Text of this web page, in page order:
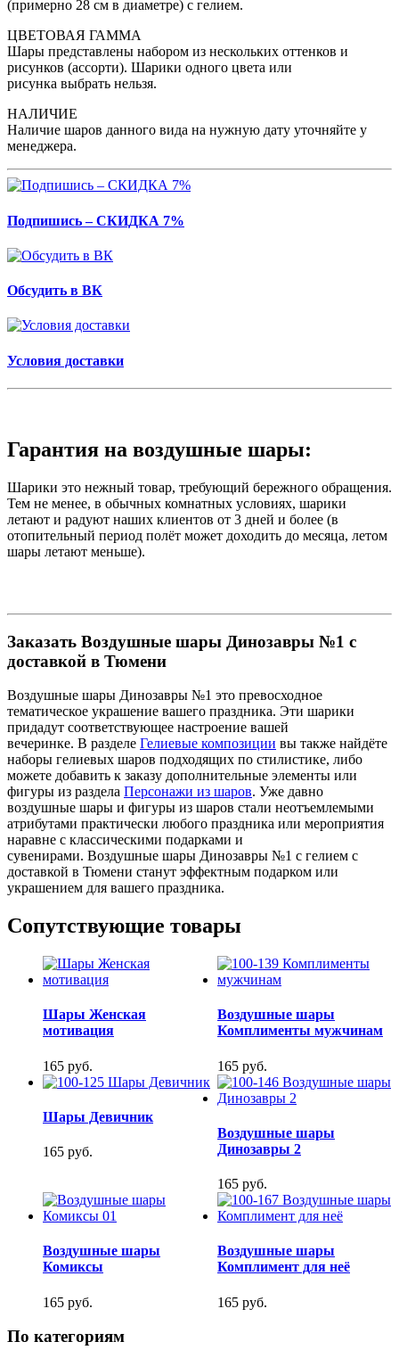
(примерно 28 см в диаметре) с гелием.
ЦВЕТОВАЯ ГАММА
Шары представлены набором из нескольких оттенков и
рисунков (ассорти). Шарики одного цвета или
рисунка выбрать нельзя.
НАЛИЧИЕ
Наличие шаров данного вида на нужную дату уточняйте у
менеджера.
Подпишись – СКИДКА 7%
Обсудить в ВК
Условия доставки
Гарантия на воздушные шары:
Шарики это нежный товар, требующий бережного обращения.
Тем не менее, в обычных комнатных условиях, шарики
летают и радуют наших клиентов от 3 дней и более (в
отопительный период полёт может доходить до месяца, летом
шары летают меньше).
Заказать Воздушные шары Динозавры №1 с
доставкой в Тюмени
Воздушные шары Динозавры №1 это превосходное
тематическое украшение вашего праздника. Эти шарики
придадут соответствующее настроение вашей
вечеринке. В разделе Гелиевые композиции вы также найдёте
наборы гелиевых шаров подходящих по стилистике, либо
можете добавить к заказу дополнительные элементы или
фигуры из раздела Персонажи из шаров. Уже давно
воздушные шары и фигуры из шаров стали неотъемлемыми
атрибутами практически любого праздника или мероприятия
наравне с классическими подарками и
сувенирами. Воздушные шары Динозавры №1 с гелием с
доставкой в Тюмени станут эффектным подарком или
украшением для вашего праздника.
Сопутствующие товары
Шары Женская
мотивация
165 руб.
Воздушные шары
Комплименты мужчинам
165 руб.
Шары Девичник
165 руб.
Воздушные шары
Динозавры 2
165 руб.
Воздушные шары
Комиксы
165 руб.
Воздушные шары
Комплимент для неё
165 руб.
По категориям